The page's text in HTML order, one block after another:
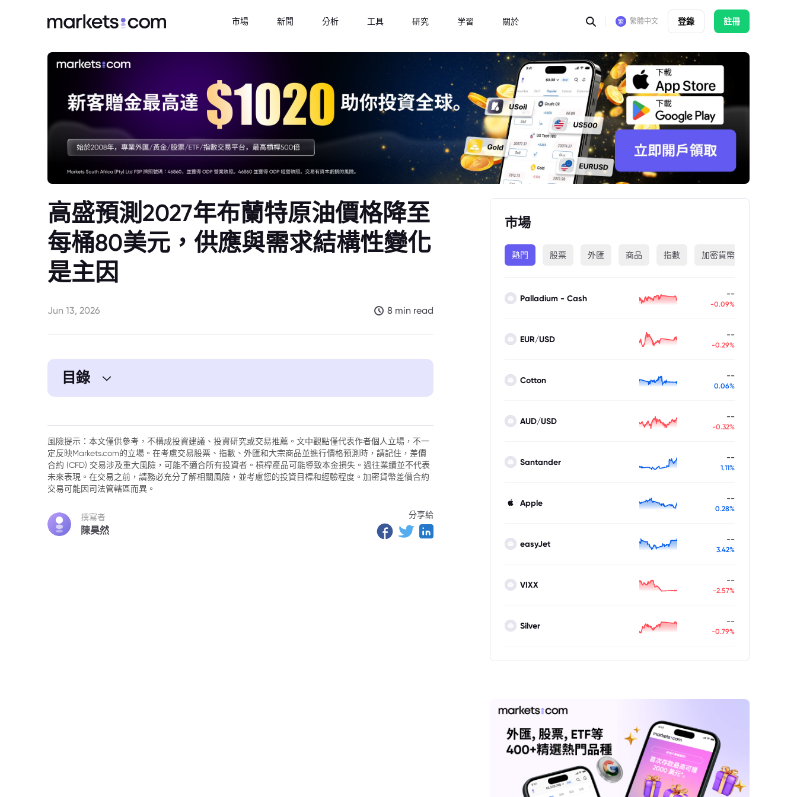
市場 新聞 分析 工具 研究 学習 關於 繁體中文 登錄 註冊
高盛預測2027年布蘭特原油價格降至
每桶80美元，供應與需求結構性變化
是主因
Jun 13, 2026 8 min read
目錄
風險提示：本文僅供參考，不構成投資建議、投資研究或交易推薦。文中觀點僅代表作者個人立場，不一
定反映Markets.com的立場。在考慮交易股票、指數、外匯和大宗商品並進行價格預測時，請記住，差價
合約 (CFD) 交易涉及重大風險，可能不適合所有投資者。槓桿產品可能導致本金損失。過往業績並不代表
未來表現。在交易之前，請務必充分了解相關風險，並考慮您的投資目標和經驗程度。加密貨幣差價合約
交易可能因司法管轄區而異。
撰寫者
陳昊然
分享給
市場
熱門 股票 外匯 商品 指數 加密貨幣
Palladium - Cash --
-0.09%
EUR/USD --
-0.29%
Cotton --
0.06%
AUD/USD --
-0.32%
Santander --
1.11%
Apple --
0.28%
easyJet --
3.42%
VIXX --
-2.57%
Silver --
-0.79%